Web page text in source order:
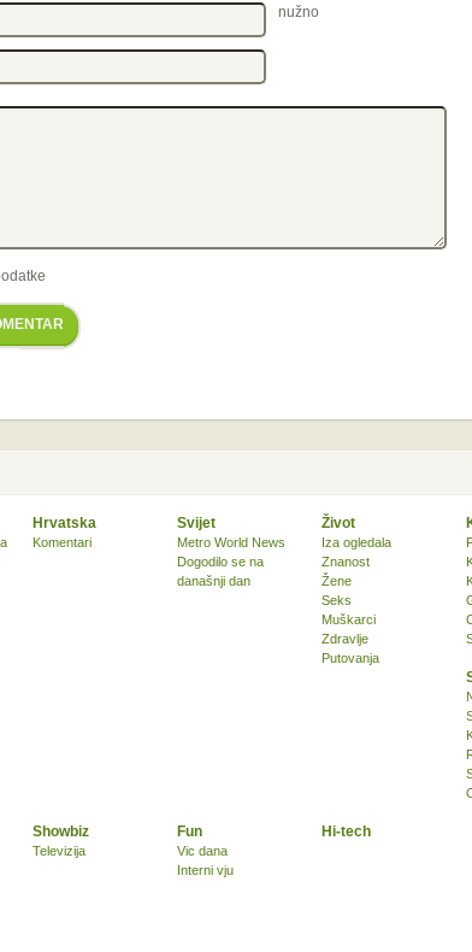
nužno
Hrvatska
Komentari
Svijet
Metro World News
Dogodilo se na
današnji dan
Život
Iza ogledala
Znanost
Žene
Seks
Muškarci
Zdravlje
Putovanja
Showbiz
Televizija
Fun
Vic dana
Interni vju
Hi-tech